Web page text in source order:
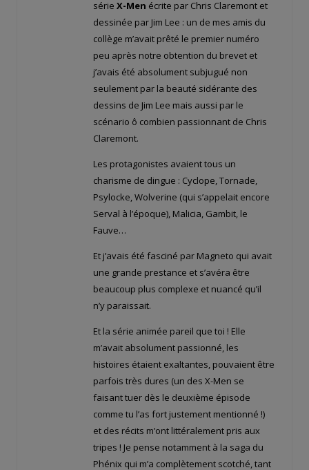
série X-Men écrite par Chris Claremont et
dessinée par Jim Lee : un de mes amis du
collège m’avait prêté le premier numéro
peu après notre obtention du brevet et
j’avais été absolument subjugué non
seulement par la beauté sidérante des
dessins de Jim Lee mais aussi par le
scénario ô combien passionnant de Chris
Claremont.
Les protagonistes avaient tous un
charisme de dingue : Cyclope, Tornade,
Psylocke, Wolverine (qui s’appelait encore
Serval à l’époque), Malicia, Gambit, le
Fauve…
Et j’avais été fasciné par Magneto qui avait
une grande prestance et s’avéra être
beaucoup plus complexe et nuancé qu’il
n’y paraissait.
Et la série animée pareil que toi ! Elle
m’avait absolument passionné, les
histoires étaient exaltantes, pouvaient être
parfois très dures (un des X-Men se
faisant tuer dès le deuxième épisode
comme tu l’as fort justement mentionné !)
et des récits m’ont littéralement pris aux
tripes ! Je pense notamment à la saga du
Phénix qui m’a complètement scotché, tant